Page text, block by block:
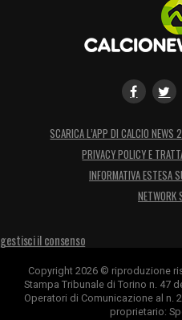
SCARICA L’APP DI CALCIO NEWS
PRIVACY POLICY E
INFORMATIVA ESTESA
NETWORK
gestisci il consenso
Copyright 2026 © riproduzione
Stampa Tribunale di Torino n. 47
Operatori di Comunicazione al n.
proprietario: